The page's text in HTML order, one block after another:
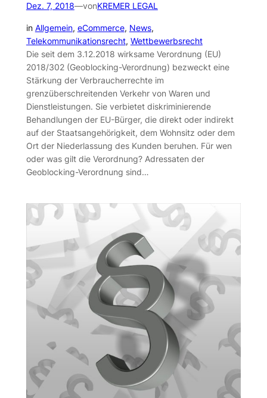
Dez. 7, 2018—vonKREMER LEGAL
in Allgemein, eCommerce, News
Telekommunikationsrecht, Wettbewerbsrecht
Die seit dem 3.12.2018 wirksame Verordnung (EU)
2018/302 (Geoblocking-Verordnung) bezweckt eine
Stärkung der Verbraucherrechte im
grenzüberschreitenden Verkehr von Waren und
Dienstleistungen. Sie verbietet diskriminierende
Behandlungen der EU-Bürger, die direkt oder indirekt
auf der Staatsangehörigkeit, dem Wohnsitz oder dem
Ort der Niederlassung des Kunden beruhen. Für wen
oder was gilt die Verordnung? Adressaten der
Geoblocking-Verordnung sind…